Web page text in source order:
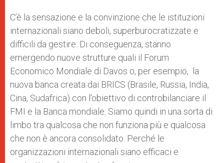
C’è la sensazione e la convinzione che le istituzioni
internazionali siano deboli, superburocratizzate e
difficili da gestire. Di conseguenza, stanno
emergendo nuove strutture quali il Forum
Economico Mondiale di Davos o, per esempio, la
nuova banca creata dai BRICS (Brasile, Russia, India,
Cina, Sudafrica) con l’obiettivo di controbilanciare il
FMI e la Banca mondiale. Siamo quindi in una sorta di
limbo tra qualcosa che non funziona più e qualcosa
che non è ancora consolidato. Perché le
organizzazioni internazionali siano efficaci e